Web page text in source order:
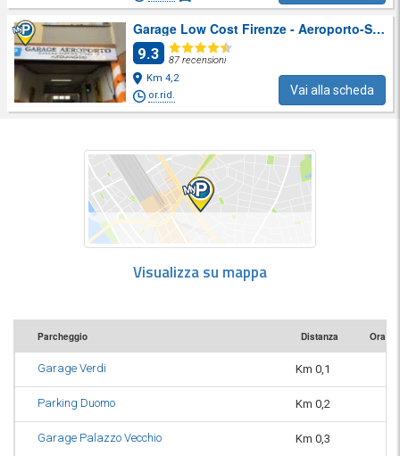
Garage Low Cost Firenze - Aeroporto-Stazione
9.3
87 recensioni
Km 4,2
or.rid.
Vai alla scheda
Visualizza su mappa
Parcheggio Distanza Orario
Garage Verdi Km 0,1
Parking Duomo Km 0,2
Garage Palazzo Vecchio Km 0,3